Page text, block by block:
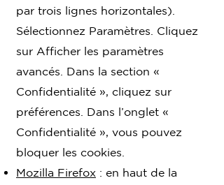
par trois lignes horizontales).
Sélectionnez Paramètres. Cliquez
sur Afficher les paramètres
avancés. Dans la section «
Confidentialité », cliquez sur
préférences. Dans l’onglet «
Confidentialité », vous pouvez
bloquer les cookies.
Mozilla Firefox : en haut de la